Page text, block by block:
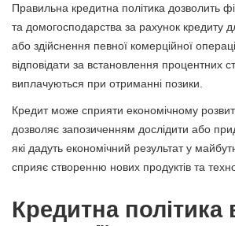
Правильна кредитна політика дозволить
та домогосподарства за рахунок кредиту
або здійснення певної комерційної
відповідати за встановлення процентних
виплачуються при отриманні позики.
Кредит може сприяти економічному
дозволяє запозиченням дослідити або
які дадуть економічний результат у
сприяє створенню нових продуктів та
Кредитна політика